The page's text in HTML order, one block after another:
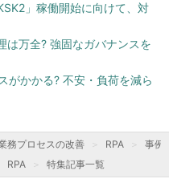
」稼働開始に向けて、対
は万全? 強固なガバナンスを
がかかる? 不安・負荷を減ら
務プロセスの改善 RPA
事例
RPA 特集記事一覧